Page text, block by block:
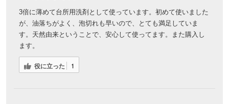
3倍に薄めて台所用洗剤として使っています。初めて使いました
が、油落ちがよく、泡切れも早いので、とても満足していま
す。天然由来ということで、安心して使ってます。また購入し
ます。
役に立った 1